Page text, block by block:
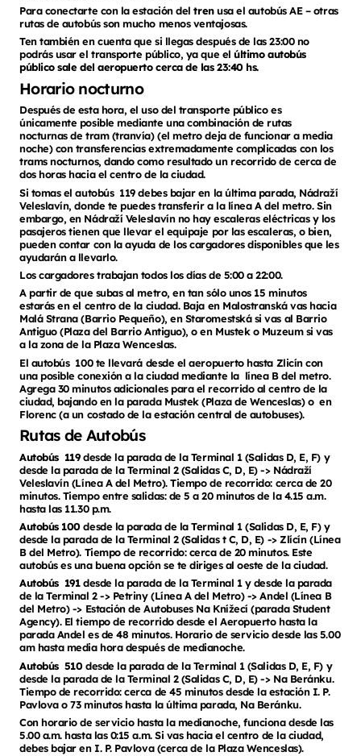
Para conectarte con la estación deltrenusa el autobús AE – otras
rutas de autobús son mucho menos ventajosas.
Ten también en cuenta que si llegas después de las 23:00 no
podrás usar el transporte público, ya que el último autobús
público sale del aeropuerto cerca de las 23:40 hs.
Horario nocturno
Después de esta hora, el uso del transporte público es
únicamente posible mediante una combinación de rutas
nocturnas de tram (tranvía) (el metro deja de funcionar a media
noche) con transferencias extremadamente complicadas con los
trams nocturnos, dando como resultado un recorrido de cerca de
dos horas hacia el centro de la ciudad.
Si tomas el autobús 119 debes bajar en la última parada, Nádraží
Veleslavín, donde te puedes transferir a la línea A del metro. Sin
embargo, en Nádraží Veleslavín no hay escaleras eléctricas y los
pasajeros tienen que llevar el equipaje por las escaleras, o bien,
pueden contar con la ayuda de los cargadores disponibles que les
ayudarán a llevarlo.
Los cargadores trabajan todos los días de 5:00 a 22:00.
A partir de que subas al metro, en tan sólo unos 15 minutos
estarás en el centro de la ciudad. Baja en Malostranská vas hacia
Malá Strana (Barrio Pequeño), en Staromestská si vas al Barrio
Antiguo (Plaza del Barrio Antiguo), o en Mustek o Muzeum si vas
a la zona de la Plaza Wenceslas.
El autobús 100 te llevará desde el aeropuerto hasta Zlicín con
una posible conexión a la ciudad mediante la línea B del metro.
Agrega 30 minutos adicionales para el recorrido al centro de la
ciudad, bajando en la parada Mustek (Plaza de Wenceslas) o en
Florenc (a un costado de la estación central de autobuses).
Rutas de Autobús
Autobús 119desde la parada de la Terminal 1 (Salidas D, E, F) y
desde la parada de la Terminal 2 (Salidas C, D, E) -> Nádraží
Veleslavín (Línea A del Metro). Tiempo de recorrido: cerca de 20
minutos. Tiempo entre salidas: de 5 a 20 minutos de la 4.15 a.m.
hasta las 11.30 p.m.
Autobús 100desde la parada de la Terminal 1 (Salidas D, E, F) y
desde la parada de la Terminal 2 (Salidas t C, D, E) -> Zlícín (Línea
B del Metro). Tiempo de recorrido: cerca de 20 minutos. Este
autobús es una buena opción se te diriges al oeste de la ciudad.
Autobús 191desde la parada de la Terminal 1 y desde la parada
de la Terminal 2 -> Petriny (Línea A del Metro) -> Andel (Línea B
del Metro) -> Estación de Autobuses Na Knížecí (parada Student
Agency). El tiempo de recorrido desde el Aeropuerto hasta la
parada Andel es de 48 minutos. Horario de servicio desde las 5.00
am hasta media hora después de medianoche.
Autobús 510desde la parada de la Terminal 1 (Salidas D, E, F) y
desde la parada de la Terminal 2 (Salidas C, D, E) -> Na Beránku.
Tiempo de recorrido: cerca de 45 minutos desde la estación I. P.
Pavlova o 73 minutos hasta la última parada, Na Beránku.
Con horario de servicio hasta la medianoche, funciona desde las
5.00 a.m. hasta las 0:15 a.m. Si vas hacia el centro de la ciudad,
debes bajar en I. P. Pavlova (cerca de la Plaza Wenceslas).